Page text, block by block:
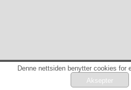
Denne nettsiden benytter cookies for